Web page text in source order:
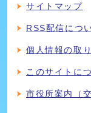
サイトマップ
RSS配信につ
個人情報の取
このサイトに
市役所案内（